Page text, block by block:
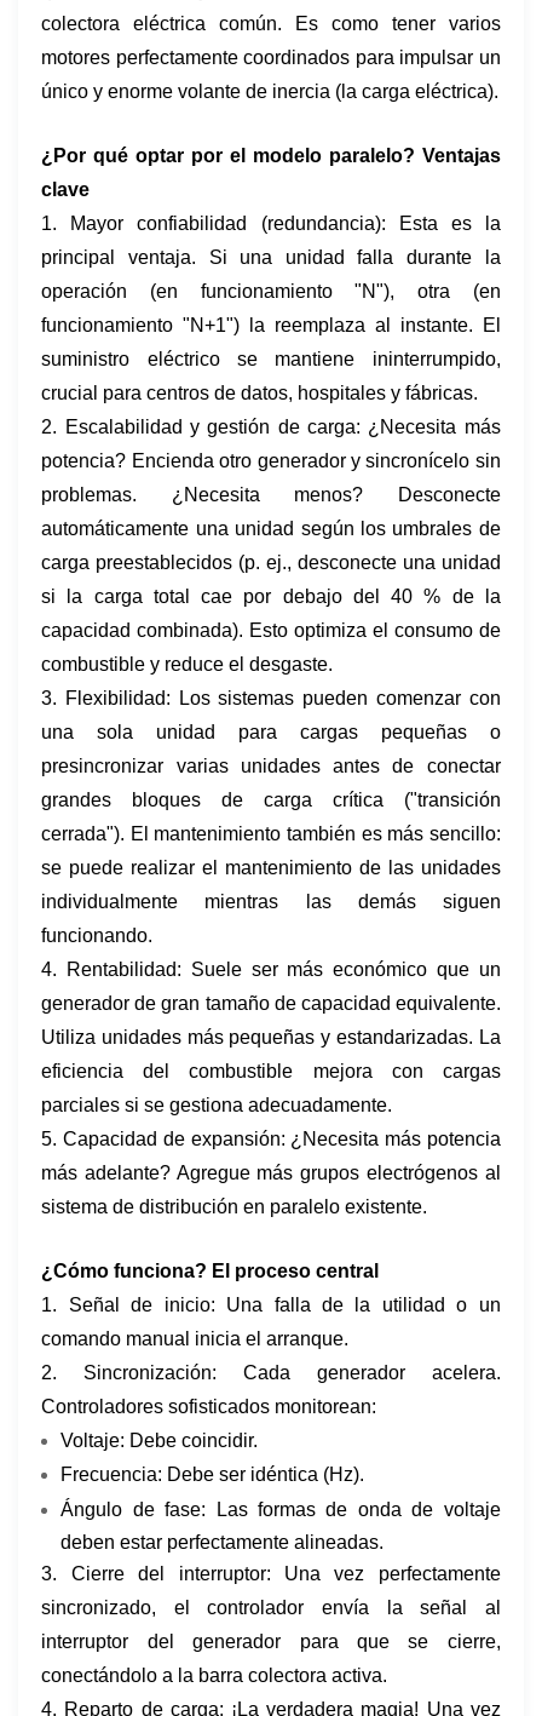
colectora eléctrica común. Es como tener varios
motores perfectamente coordinados para impulsar un
único y enorme volante de inercia (la carga eléctrica).
¿Por qué optar por el modelo paralelo? Ventajas
clave
1. Mayor confiabilidad (redundancia): Esta es la
principal ventaja. Si una unidad falla durante la
operación (en funcionamiento "N"), otra (en
funcionamiento "N+1") la reemplaza al instante. El
suministro eléctrico se mantiene ininterrumpido,
crucial para centros de datos, hospitales y fábricas.
2. Escalabilidad y gestión de carga: ¿Necesita más
potencia? Encienda otro generador y sincronícelo sin
problemas. ¿Necesita menos? Desconecte
automáticamente una unidad según los umbrales de
carga preestablecidos (p. ej., desconecte una unidad
si la carga total cae por debajo del 40 % de la
capacidad combinada). Esto optimiza el consumo de
combustible y reduce el desgaste.
3. Flexibilidad: Los sistemas pueden comenzar con
una sola unidad para cargas pequeñas o
presincronizar varias unidades antes de conectar
grandes bloques de carga crítica ("transición
cerrada"). El mantenimiento también es más sencillo:
se puede realizar el mantenimiento de las unidades
individualmente mientras las demás siguen
funcionando.
4. Rentabilidad: Suele ser más económico que un
generador de gran tamaño de capacidad equivalente.
Utiliza unidades más pequeñas y estandarizadas. La
eficiencia del combustible mejora con cargas
parciales si se gestiona adecuadamente.
5. Capacidad de expansión: ¿Necesita más potencia
más adelante? Agregue más grupos electrógenos al
sistema de distribución en paralelo existente.
¿Cómo funciona? El proceso central
1. Señal de inicio:​​ Una falla de la utilidad o un
comando manual inicia el arranque.
2. Sincronización: Cada generador acelera.
Controladores sofisticados monitorean:
Voltaje:​​ Debe coincidir.
​Frecuencia:​​ Debe ser idéntica (Hz).
Ángulo de fase: Las formas de onda de voltaje
deben estar perfectamente alineadas.
3. Cierre del interruptor: Una vez perfectamente
sincronizado, el controlador envía la señal al
interruptor del generador para que se cierre,
conectándolo a la barra colectora activa.
4. Reparto de carga: ¡La verdadera magia! Una vez